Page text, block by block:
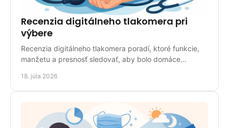
Recenzia digitálneho tlakomera pri
výbere
Recenzia digitálneho tlakomera poradí, ktoré funkcie,
manžetu a presnosť sledovať, aby bolo domáce
18. júla 2026